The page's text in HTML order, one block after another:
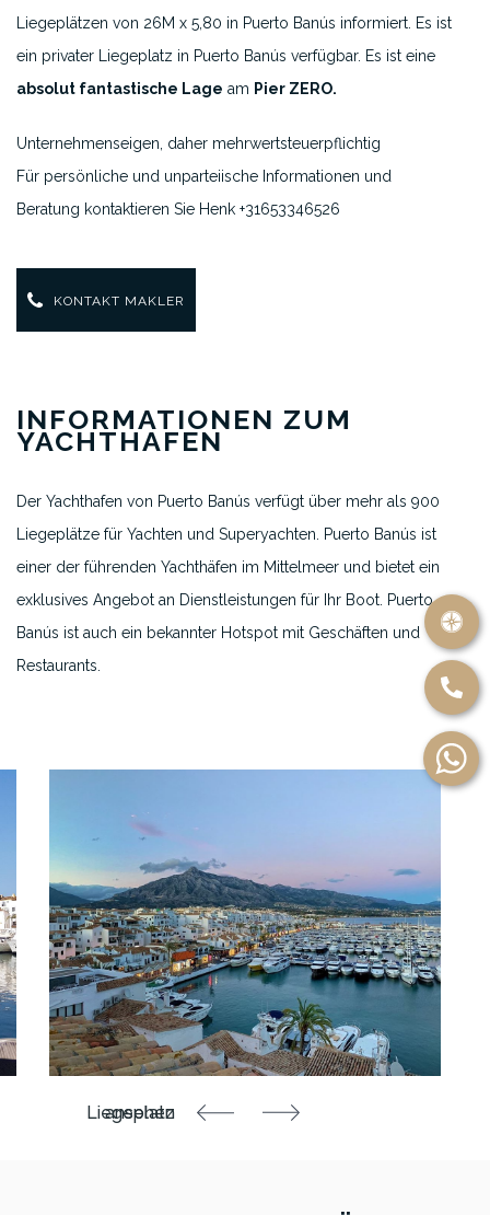
Liegeplätzen von 26M x 5,80 in Puerto Banús informiert. Es ist
ein privater Liegeplatz in Puerto Banús verfügbar. Es ist eine
absolut fantastische Lage am Pier ZERO.
Unternehmenseigen, daher mehrwertsteuerpflichtig
Für persönliche und unparteiische Informationen und
Beratung kontaktieren Sie Henk +31653346526
KONTAKT MAKLER
INFORMATIONEN ZUM
YACHTHAFEN
Der Yachthafen von Puerto Banús verfügt über mehr als 900
Liegeplätze für Yachten und Superyachten. Puerto Banús ist
einer der führenden Yachthäfen im Mittelmeer und bietet ein
exklusives Angebot an Dienstleistungen für Ihr Boot. Puerto
Banús ist auch ein bekannter Hotspot mit Geschäften und
Restaurants.